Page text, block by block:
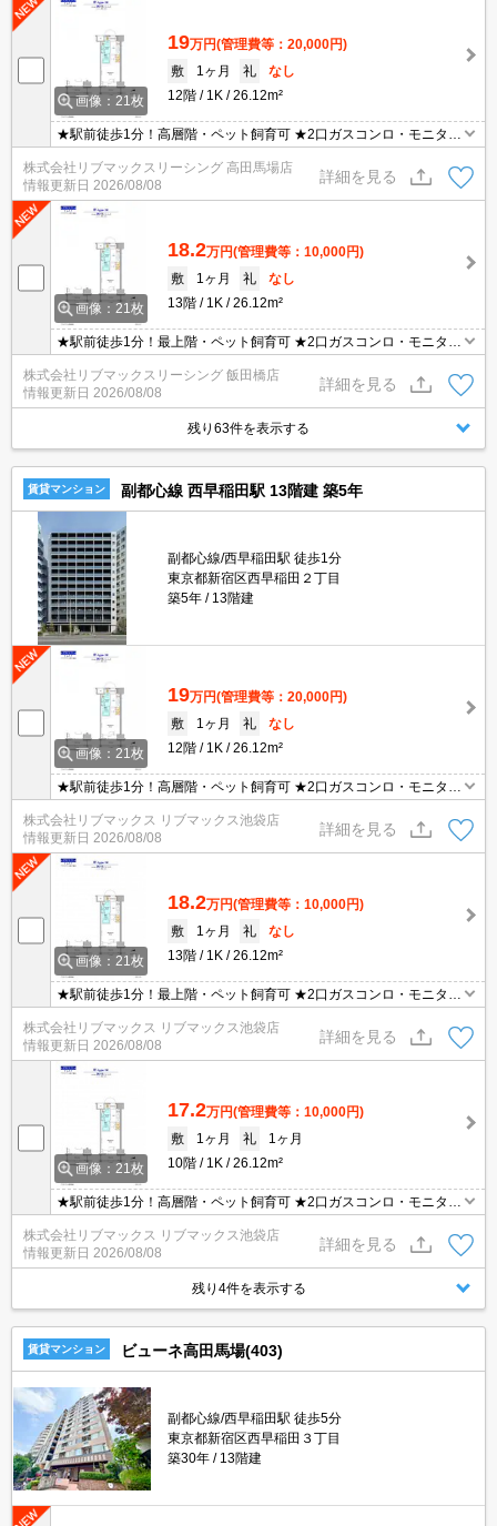
画像：21枚
19万円(管理費等：20,000円)
敷
1ヶ月 礼
なし
12階
1K 26.12m²
★駅前徒歩1分！高層階・ペット飼育可 ★2口ガスコンロ・モニター
付きオートロック ★宅配ボックス・浴室乾燥機・温水洗浄便座 ★初
期費用はクレジット決済可能！
株式会社リブマックスリーシング 高田馬場店
情報更新日 2026/08/08
詳細を見る
画像：21枚
18.2万円(管理費等：10,000円)
敷
1ヶ月 礼
なし
13階
1K 26.12m²
★駅前徒歩1分！最上階・ペット飼育可 ★2口ガスコンロ・モニター
付きオートロック ★宅配ボックス・浴室乾燥機・温水洗浄便座 ★初
期費用はクレジット決済可能！
株式会社リブマックスリーシング 飯田橋店
情報更新日 2026/08/08
詳細を見る
残り63件を表示する
賃貸マンション 副都心線 西早稲田駅 13階建 築5年
副都心線/西早稲田駅 徒歩1分
東京都新宿区西早稲田２丁目
築5年
13階建
画像：21枚
19万円(管理費等：20,000円)
敷
1ヶ月 礼
なし
12階
1K 26.12m²
★駅前徒歩1分！高層階・ペット飼育可 ★2口ガスコンロ・モニター
付きオートロック ★宅配ボックス・浴室乾燥機・温水洗浄便座 ★初
期費用はクレジット決済可能！
株式会社リブマックス リブマックス池袋店
情報更新日 2026/08/08
詳細を見る
画像：21枚
18.2万円(管理費等：10,000円)
敷
1ヶ月 礼
なし
13階
1K 26.12m²
★駅前徒歩1分！最上階・ペット飼育可 ★2口ガスコンロ・モニター
付きオートロック ★宅配ボックス・浴室乾燥機・温水洗浄便座 ★初
期費用はクレジット決済可能！
株式会社リブマックス リブマックス池袋店
情報更新日 2026/08/08
詳細を見る
画像：21枚
17.2万円(管理費等：10,000円)
敷
1ヶ月 礼
1ヶ月
10階
1K 26.12m²
★駅前徒歩1分！高層階・ペット飼育可 ★2口ガスコンロ・モニター
付きオートロック ★宅配ボックス・浴室乾燥機・温水洗浄便座 ★初
期費用はクレジット決済可能！
株式会社リブマックス リブマックス池袋店
情報更新日 2026/08/08
詳細を見る
残り4件を表示する
賃貸マンション ビューネ高田馬場(403)
副都心線/西早稲田駅 徒歩5分
東京都新宿区西早稲田３丁目
築30年
13階建